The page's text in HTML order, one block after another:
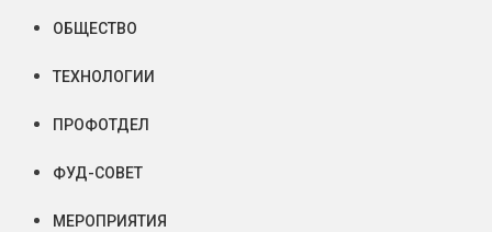
ОБЩЕСТВО
ТЕХНОЛОГИИ
ПРОФОТДЕЛ
ФУД-СОВЕТ
МЕРОПРИЯТИЯ